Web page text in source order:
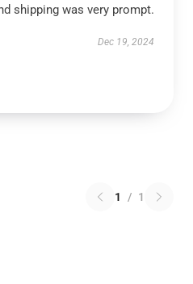
shipping was very prompt.
Dec 19, 2024
1 / 1